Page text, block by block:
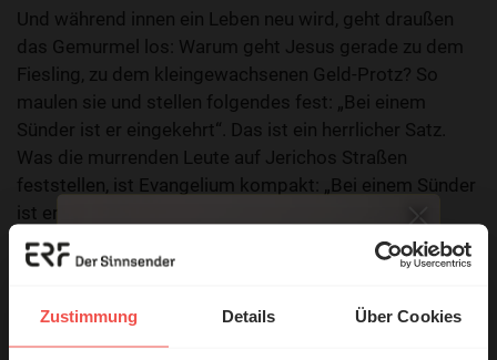
Zustimmung Details Über Cookies
Und während innen ein Leben neu wird, geht draußen
das Gemurmel los: Warum geht Jesus gerade zu dem
Fiesling, zu dem kleingewachsenen Geld-Protz? So
maulen sie und stellen folgendes fest: „Bei einem
Sünder ist er eingekehrt“. Das ist ein herrlicher Satz.
Was die murrenden Leute auf Jerichos Straßen
feststellen, ist Evangelium kompakt: „Bei einem Sünder
ist er eingekehrt“ – Gott sei Dank! Dazu ist Jesus
gekommen.